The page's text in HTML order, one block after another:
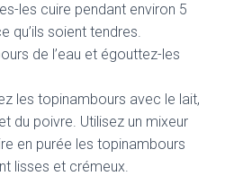
les cuire pendant environ 5
qu’ils soient tendres.
de l’eau et égouttez-les
les topinambours avec le lait,
du poivre. Utilisez un mixeur
en purée les topinambours
lisses et crémeux.